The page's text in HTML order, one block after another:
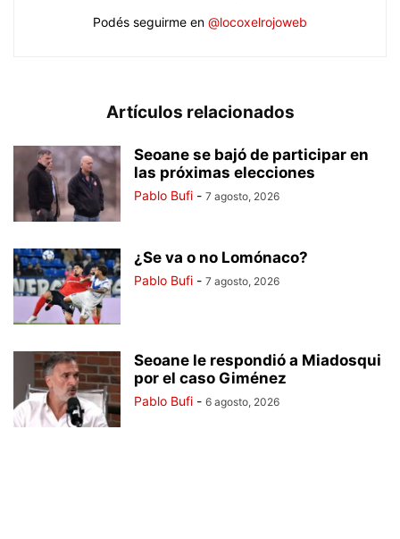
Podés seguirme en @locoxelrojoweb
Artículos relacionados
Seoane se bajó de participar en
las próximas elecciones
Pablo Bufi - 7 agosto, 2026
¿Se va o no Lomónaco?
Pablo Bufi - 7 agosto, 2026
Seoane le respondió a Miadosqui
por el caso Giménez
Pablo Bufi - 6 agosto, 2026